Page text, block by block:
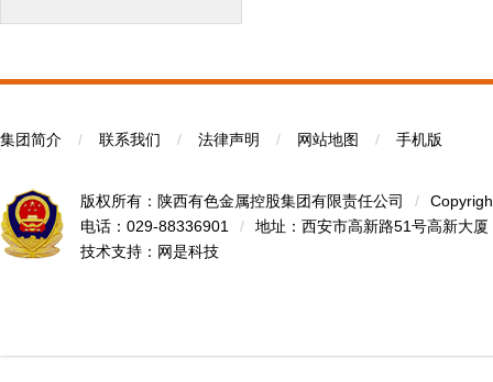
集团简介 / 联系我们 / 法律声明 / 网站地图 / 手机版
版权所有：陕西有色金属控股集团有限责任公司 /
电话：029-88336901
/
地址：西安市高新路51号高新大厦
技术支持： 网是科技